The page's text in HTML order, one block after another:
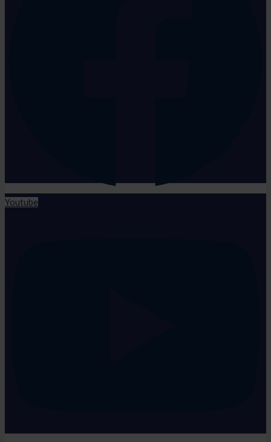
Youtube